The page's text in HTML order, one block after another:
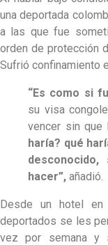
una deportada
a las que fue
orden de protección
Sufrió confinamiento
“Es como si
su visa
vencer sin que
haría? qué
hacer”, añadió.
Desde un hotel
deportados se les
vez por semana y